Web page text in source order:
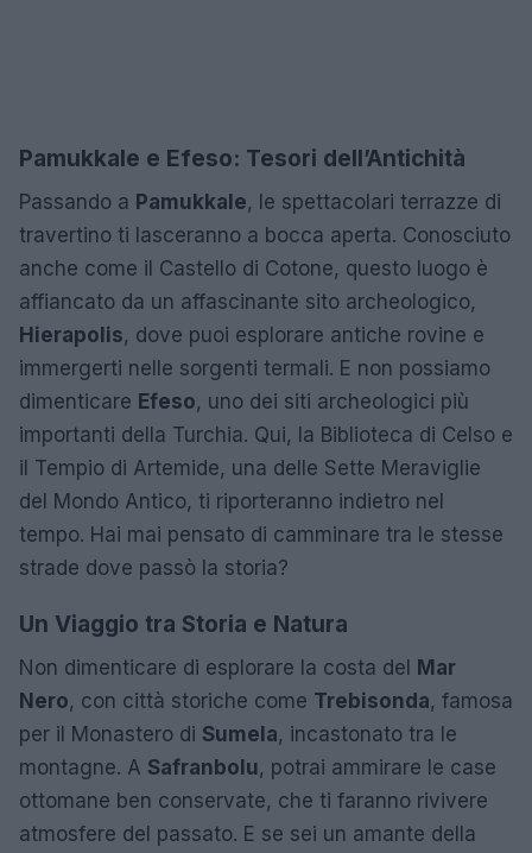
Pamukkale e Efeso: Tesori dell’Antichità
Passando a Pamukkale, le spettacolari terrazze di
travertino ti lasceranno a bocca aperta. Conosciuto
anche come il Castello di Cotone, questo luogo è
affiancato da un affascinante sito archeologico,
Hierapolis, dove puoi esplorare antiche rovine e
immergerti nelle sorgenti termali. E non possiamo
dimenticare Efeso, uno dei siti archeologici più
importanti della Turchia. Qui, la Biblioteca di Celso e
il Tempio di Artemide, una delle Sette Meraviglie
del Mondo Antico, ti riporteranno indietro nel
tempo. Hai mai pensato di camminare tra le stesse
strade dove passò la storia?
Un Viaggio tra Storia e Natura
Non dimenticare di esplorare la costa del Mar
Nero, con città storiche come Trebisonda, famosa
per il Monastero di Sumela, incastonato tra le
montagne. A Safranbolu, potrai ammirare le case
ottomane ben conservate, che ti faranno rivivere
atmosfere del passato. E se sei un amante della